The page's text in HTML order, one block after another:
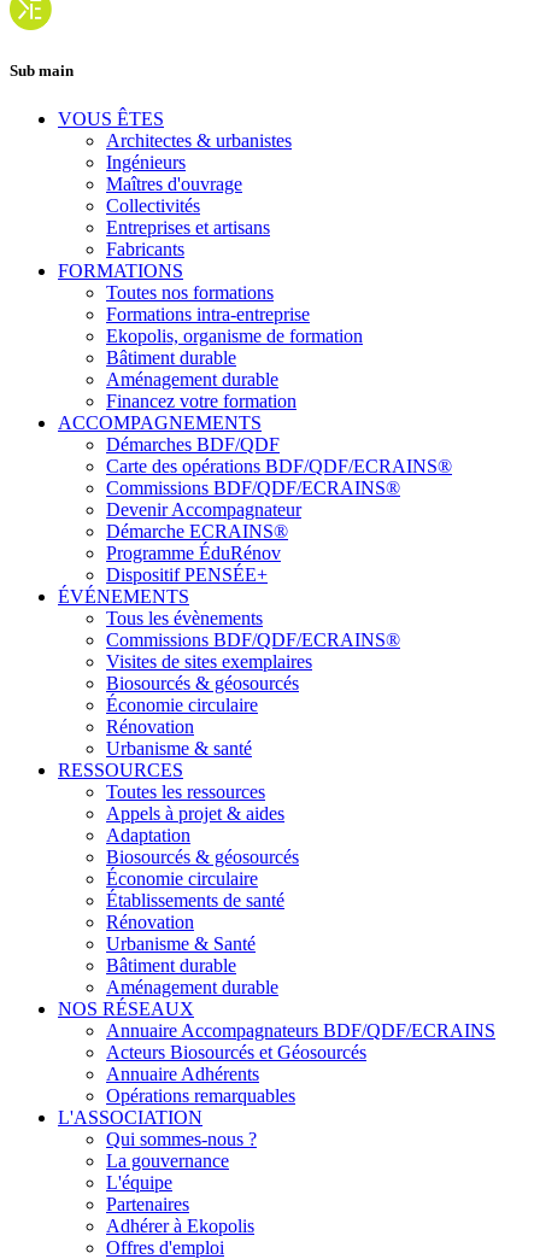
Sub main
VOUS ÊTES
Architectes & urbanistes
Ingénieurs
Maîtres d'ouvrage
Collectivités
Entreprises et artisans
Fabricants
FORMATIONS
Toutes nos formations
Formations intra-entreprise
Ekopolis, organisme de formation
Bâtiment durable
Aménagement durable
Financez votre formation
ACCOMPAGNEMENTS
Démarches BDF/QDF
Carte des opérations BDF/QDF/ECRAINS®
Commissions BDF/QDF/ECRAINS®
Devenir Accompagnateur
Démarche ECRAINS®
Programme ÉduRénov
Dispositif PENSÉE+
ÉVÉNEMENTS
Tous les évènements
Commissions BDF/QDF/ECRAINS®
Visites de sites exemplaires
Biosourcés & géosourcés
Économie circulaire
Rénovation
Urbanisme & santé
RESSOURCES
Toutes les ressources
Appels à projet & aides
Adaptation
Biosourcés & géosourcés
Économie circulaire
Établissements de santé
Rénovation
Urbanisme & Santé
Bâtiment durable
Aménagement durable
NOS RÉSEAUX
Annuaire Accompagnateurs BDF/QDF/ECRAINS
Acteurs Biosourcés et Géosourcés
Annuaire Adhérents
Opérations remarquables
L'ASSOCIATION
Qui sommes-nous ?
La gouvernance
L'équipe
Partenaires
Adhérer à Ekopolis
Offres d'emploi